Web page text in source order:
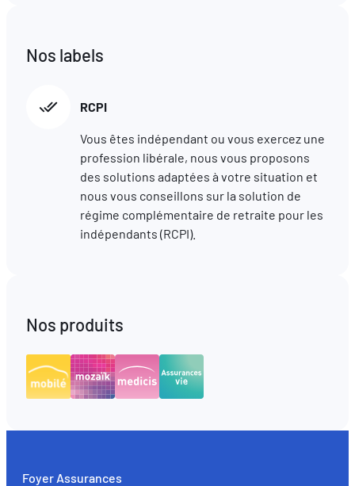
Nos labels
RCPI
Vous êtes indépendant ou vous exercez une
profession libérale, nous vous proposons
des solutions adaptées à votre situation et
nous vous conseillons sur la solution de
régime complémentaire de retraite pour les
indépendants (RCPI).
Nos produits
Foyer Assurances